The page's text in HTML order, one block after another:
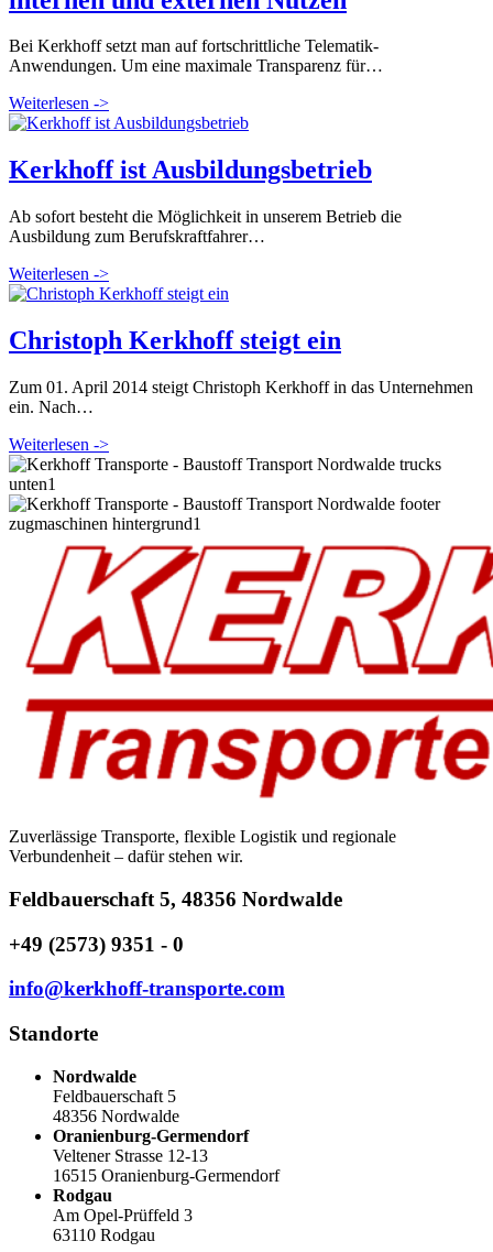
Bei Kerkhoff setzt man auf fortschrittliche Telematik-
Anwendungen. Um eine maximale Transparenz für…
Weiterlesen ->
Kerkhoff ist Ausbildungsbetrieb
Ab sofort besteht die Möglichkeit in unserem Betrieb die
Ausbildung zum Berufskraftfahrer…
Weiterlesen ->
Christoph Kerkhoff steigt ein
Zum 01. April 2014 steigt Christoph Kerkhoff in das Unternehmen
ein. Nach…
Weiterlesen ->
Zuverlässige Transporte, flexible Logistik und regionale
Verbundenheit – dafür stehen wir.
Feldbauerschaft 5, 48356 Nordwalde
+49 (2573) 9351 - 0
info@kerkhoff-transporte.com
Standorte
Nordwalde
Feldbauerschaft 5
48356 Nordwalde
Oranienburg-Germendorf
Veltener Strasse 12-13
16515 Oranienburg-Germendorf
Rodgau
Am Opel-Prüffeld 3
63110 Rodgau